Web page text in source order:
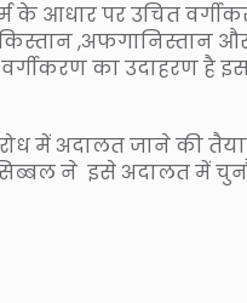
आधार पर उचित
,अफगानिस्तान
का उदाहरण है
में अदालत जाने की
ने इसे अदालत में